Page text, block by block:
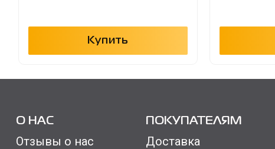
Купить
О НАС
Отзывы о нас
ПОКУПАТЕЛЯМ
Доставка